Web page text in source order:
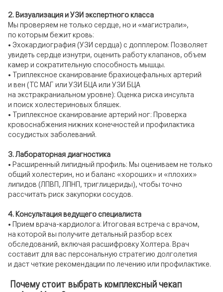
2. Визуализация и УЗИ экспертного класса
Мы проверяем не только сердце, но и «магистрали»,
по которым бежит кровь:
• Эхокардиография (УЗИ сердца) с допплером: Позволяет
увидеть сердце изнутри, оценить работу клапанов, объем
камер и сократительную способность мышцы.
• Триплексное сканирование брахиоцефальных артерий
и вен (ТС МАГ или УЗИ БЦА или УЗИ БЦА
на экстракраниальном уровне): Оценка риска инсульта
и поиск холестериновых бляшек.
• Триплексное сканирование артерий ног: Проверка
кровоснабжения нижних конечностей и профилактика
сосудистых заболеваний.
3. Лабораторная диагностика
• Расширенный липидный профиль: Мы оцениваем не только
общий холестерин, но и баланс «хороших» и «плохих»
липидов (ЛПВП, ЛПНП, триглицериды), чтобы точно
рассчитать риск закупорки сосудов.
4. Консультация ведущего специалиста
• Прием врача-кардиолога: Итоговая встреча с врачом,
на которой вы получите детальный разбор всех
обследований, включая расшифровку Холтера. Врач
составит для вас персональную стратегию долголетия
и даст четкие рекомендации по лечению или профилактике.
Почему стоит выбрать комплексный чекап